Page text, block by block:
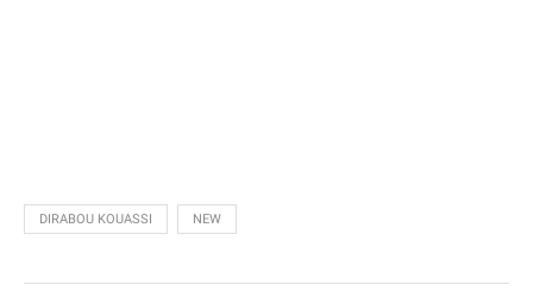
DIRABOU KOUASSI NEW